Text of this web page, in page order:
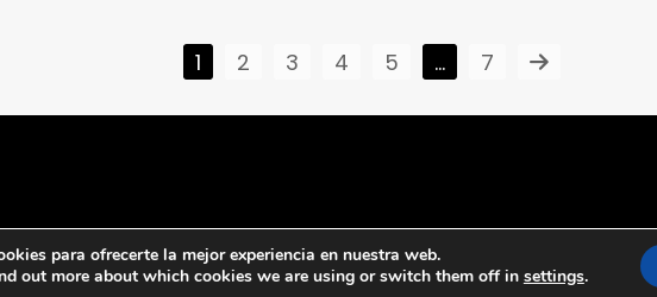
1 2 3 4 5 … 7
para ofrecerte la mejor experiencia en nuestra web.
out more about which cookies we are using or switch them off in settings.